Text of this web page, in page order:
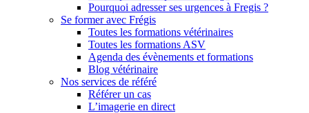
Pourquoi adresser ses urgences à Fregis ?
Se former avec Frégis
Toutes les formations vétérinaires
Toutes les formations ASV
Agenda des évènements et formations
Blog vétérinaire
Nos services de référé
Référer un cas
L’imagerie en direct